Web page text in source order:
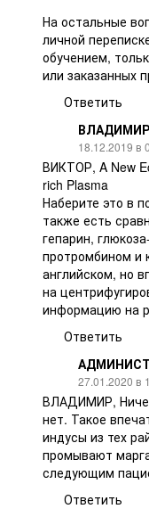
На остальные
личной
обучением,
или заказанных
Ответить
ВЛАДИМИР
18.12.2019 в
ВИКТОР, A New
rich Plasma
Наберите это в
также есть
гепарин,
протромбином и
английском, но
на
информацию на
Ответить
27.01.2020 в
ВЛАДИМИР,
нет. Такое
индусы из тех
промывают
следующим
Ответить